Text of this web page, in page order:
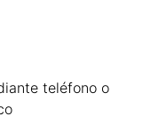
teléfono o